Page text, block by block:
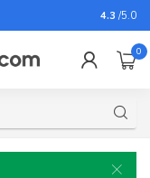
Für fast
4.3 /5.0
0